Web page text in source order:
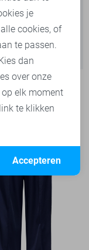
de Yong Broek
je
cookies, of
te passen.
dan
over onze
elk moment
te klikken
Accepteren